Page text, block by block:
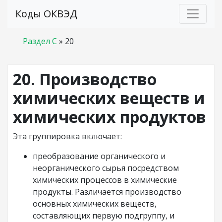
Коды ОКВЭД
Раздел C » 20
20. Производство
химических веществ и
химических продуктов
Эта группировка включает:
преобразование органического и
неорганического сырья посредством
химических процессов в химические
продукты. Различается производство
основных химических веществ,
составляющих первую подгруппу, и